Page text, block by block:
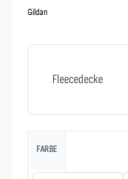
Gildan
Fleecedecke
FARBE